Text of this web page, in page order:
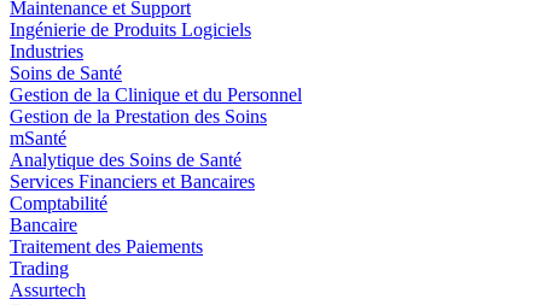
Maintenance et Support
Ingénierie de Produits Logiciels
Industries
Soins de Santé
Gestion de la Clinique et du Personnel
Gestion de la Prestation des Soins
mSanté
Analytique des Soins de Santé
Services Financiers et Bancaires
Comptabilité
Bancaire
Traitement des Paiements
Trading
Assurtech